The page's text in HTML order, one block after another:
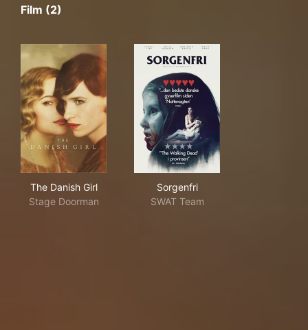
Film (2)
The Danish Girl
Stage Doorman
Sorgenfri
SWAT Team